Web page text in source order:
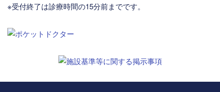
※受付終了は診療時間の15分前までです。